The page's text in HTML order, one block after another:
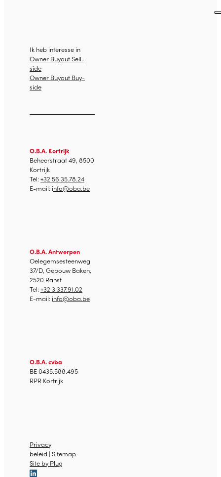
Ik heb interesse in
Owner Buyout Sell-
side
Owner Buyout Buy-
side
O.B.A. Kortrijk
Beheerstraat 49, 8500
Kortrijk
Tel:+32 56.35.78.24
E-mail: info@oba.be
O.B.A. Antwerpen
Oelegemsesteenweg
37/D, Gebouw Baken,
2520 Ranst
Tel:+32 3.337.91.02
E-mail: info@oba.be
O.B.A. cvba
BE 0435.588.495
RPR Kortrijk
Privacy
beleid | Sitemap
Site by Plug